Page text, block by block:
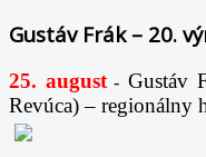
Gustáv Frák – 20.
25. august- Gustáv
Revúca) – regionálny